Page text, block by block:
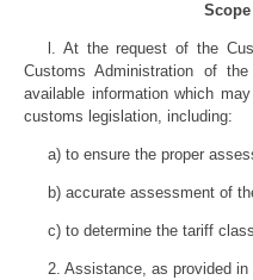
l. At the request of the
Customs Administration of
available information which
customs legislation, including:
a) to ensure the proper
b) accurate assessment of
c) to determine the tariff
2. Assistance, as provided